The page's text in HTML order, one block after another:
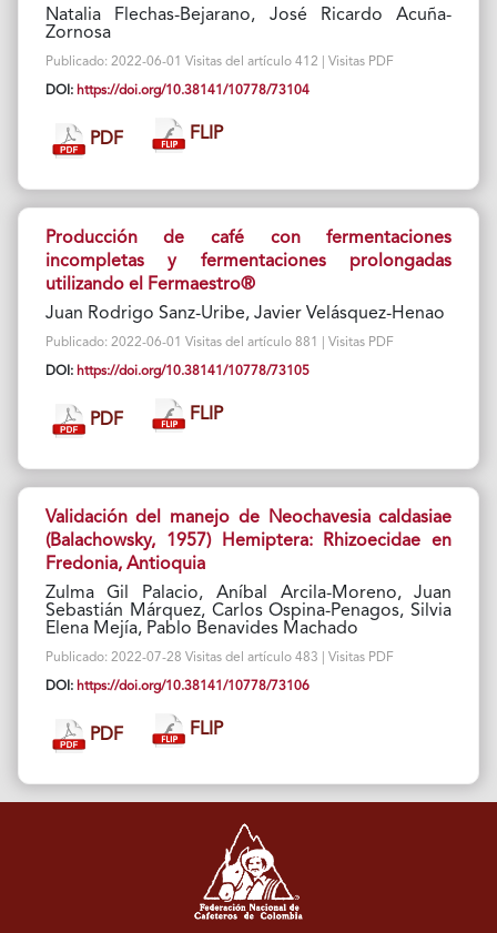
Natalia Flechas-Bejarano, José Ricardo Acuña-
Zornosa
Publicado: 2022-06-01 Visitas del artículo 412 | Visitas PDF
DOI: https://doi.org/10.38141/10778/73104
PDF FLIP
Producción de café con fermentaciones
incompletas y fermentaciones prolongadas
utilizando el Fermaestro®
Juan Rodrigo Sanz-Uribe, Javier Velásquez-Henao
Publicado: 2022-06-01 Visitas del artículo 881 | Visitas PDF
DOI: https://doi.org/10.38141/10778/73105
PDF FLIP
Validación del manejo de Neochavesia caldasiae
(Balachowsky, 1957) Hemiptera: Rhizoecidae en
Fredonia, Antioquia
Zulma Gil Palacio, Aníbal Arcila-Moreno, Juan
Sebastián Márquez, Carlos Ospina-Penagos, Silvia
Elena Mejía, Pablo Benavides Machado
Publicado: 2022-07-28 Visitas del artículo 483 | Visitas PDF
DOI: https://doi.org/10.38141/10778/73106
PDF FLIP